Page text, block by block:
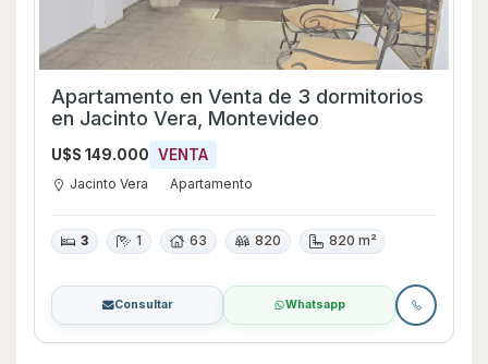
Apartamento en Venta de 3 dormitorios
en Jacinto Vera, Montevideo
U$S 149.000 VENTA
Jacinto Vera Apartamento
3 1 63 820 820 m²
Consultar Whatsapp